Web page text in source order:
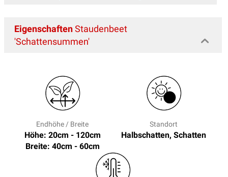
EigenschaftenStaudenbeet
'Schattensummen'
Endhöhe / Breite
Höhe: 20cm - 120cm
Breite: 40cm - 60cm
Standort
Halbschatten, Schatten